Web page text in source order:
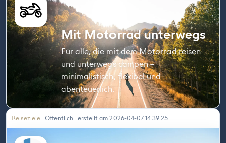
Mit Motorrad unterwegs
Für alle, die mit dem Motorrad reisen
und unterwegs campen –
minimalistisch, flexibel und
abenteuerlich.
Reiseziele · Öffentlich · erstellt am 2026-04-07 14:39:25